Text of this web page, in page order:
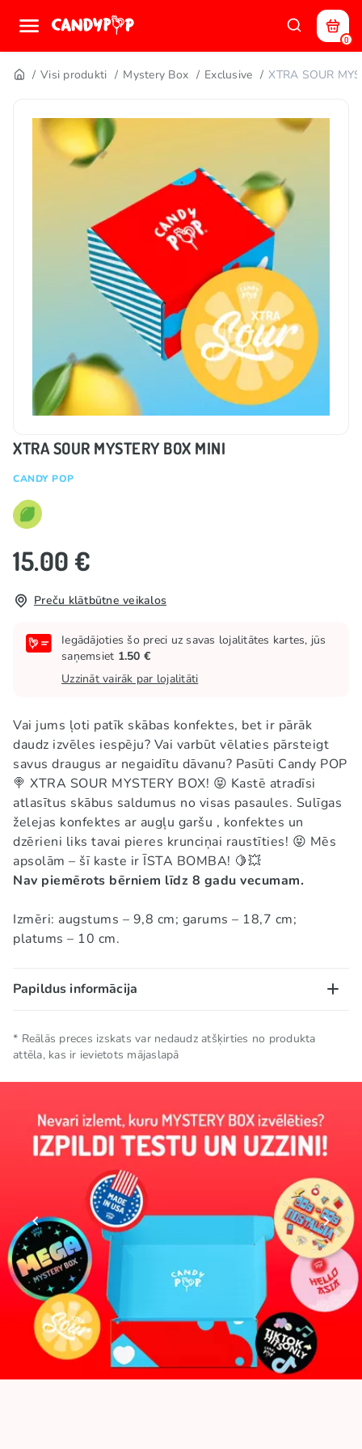
0
Visi produkti Mystery Box Exclusive XTRA SOUR
XTRA SOUR MYSTERY BOX MINI
CANDY POP
15.00 €
Preču klātbūtne veikalos
Iegādājoties šo preci uz savas lojalitātes kartes, jūs
saņemsiet 1.50 €
Uzzināt vairāk par lojalitāti
Vai jums ļoti patīk skābas konfektes, bet ir pārāk
daudz izvēles iespēju? Vai varbūt vēlaties pārsteigt
savus draugus ar negaidītu dāvanu? Pasūti Candy POP
🍭 XTRA SOUR MYSTERY BOX! 😝 Kastē atradīsi
atlasītus skābus saldumus no visas pasaules. Sulīgas
želejas konfektes ar augļu garšu , konfektes un
dzērieni liks tavai pieres krunciņai raustīties! 😝 Mēs
apsolām – šī kaste ir ĪSTA BOMBA! 🍋💥
Nav piemērots bērniem līdz 8 gadu vecumam.
Izmēri: augstums – 9,8 cm; garums – 18,7 cm;
platums – 10 cm.
Papildus informācija
Uzglabāšanas
nosacījumi
Uzglabāt vēsā un sausā
Kolekcijas 🍋 Skābā kolekcija
* Reālās preces izskats var nedaudz atšķirties no produkta
attēla, kas ir ievietots mājaslapā